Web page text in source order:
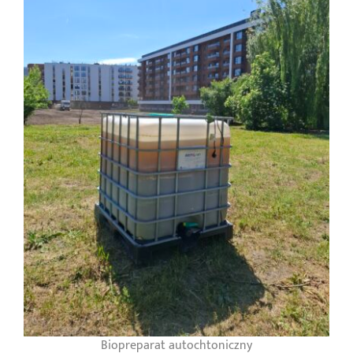
Biopreparat autochtoniczny